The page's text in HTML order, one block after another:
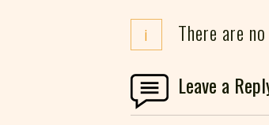
i There are
Leave a